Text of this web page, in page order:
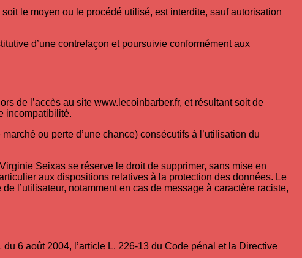
le moyen ou le procédé utilisé, est interdite, sauf autorisation
d’une contrefaçon et poursuivie conformément aux
de l’accès au site www.lecoinbarber.fr, et résultant soit de
incompatibilité.
ou perte d’une chance) consécutifs à l’utilisation du
Seixas se réserve le droit de supprimer, sans mise en
aux dispositions relatives à la protection des données. Le
l’utilisateur, notamment en cas de message à caractère raciste,
6 août 2004, l’article L. 226-13 du Code pénal et la Directive